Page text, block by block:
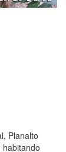
Planalto